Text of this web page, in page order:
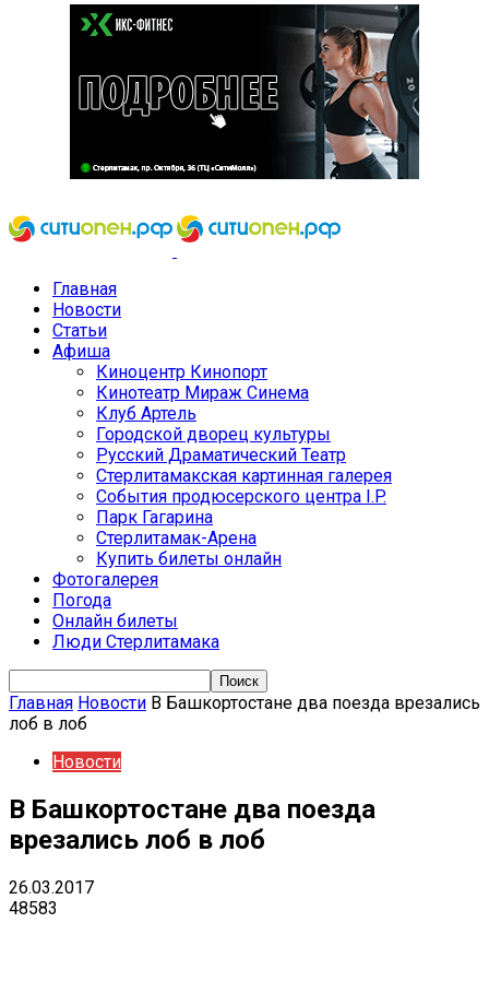
Главная
Новости
Статьи
Афиша
Киноцентр Кинопорт
Кинотеатр Мираж Синема
Клуб Артель
Городской дворец культуры
Русский Драматический Театр
Стерлитамакская картинная галерея
События продюсерского центра I.P.
Парк Гагарина
Стерлитамак-Арена
Купить билеты онлайн
Фотогалерея
Погода
Онлайн билеты
Люди Стерлитамака
Главная Новости В Башкортостане два поезда врезались
лоб в лоб
Новости
В Башкортостане два поезда
врезались лоб в лоб
26.03.2017
48583